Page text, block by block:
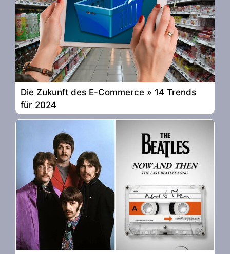
Die Zukunft des E-Commerce » 14 Trends
für 2024